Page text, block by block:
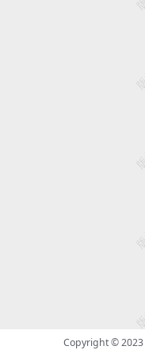
Copyright © 2023